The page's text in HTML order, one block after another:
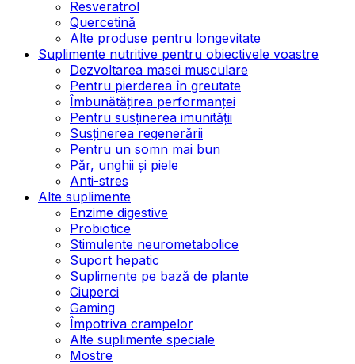
Resveratrol
Quercetină
Alte produse pentru longevitate
Suplimente nutritive pentru obiectivele voastre
Dezvoltarea masei musculare
Pentru pierderea în greutate
Îmbunătățirea performanței
Pentru susținerea imunității
Susținerea regenerării
Pentru un somn mai bun
Păr, unghii și piele
Anti-stres
Alte suplimente
Enzime digestive
Probiotice
Stimulente neurometabolice
Suport hepatic
Suplimente pe bază de plante
Ciuperci
Gaming
Împotriva crampelor
Alte suplimente speciale
Mostre